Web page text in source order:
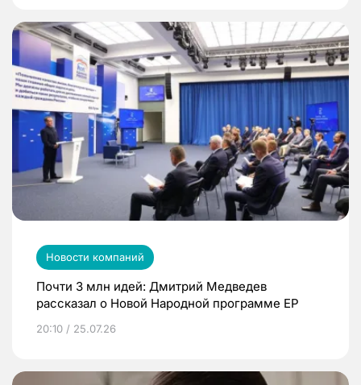
Новости компаний
Почти 3 млн идей: Дмитрий Медведев
рассказал о Новой Народной программе ЕР
20:10 / 25.07.26